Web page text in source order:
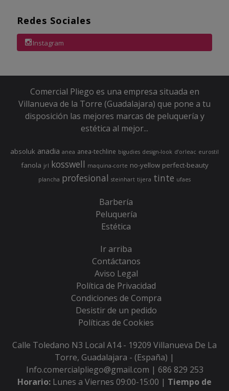
Redes Sociales
Instagram
Comercial Pliego es una empresa situada en
Villanueva de la Torre (Guadalajara) que pone a tu
disposición las mejores marcas de peluquería y
estética al mejor...
absoluk anadia anea anea-techline bigudies design-look d’orleac eurostil
fanola jrl kosswell maquina-corte no-yellow perfect-beauty
plancha profesional steinhart tijera tinte ufaes
Barbería
Peluquería
Estética
Ir arriba
Contáctanos
Aviso Legal
Política de Privacidad
Condiciones de Compra
Desistir de un pedido
Políticas de Cookies
Calle Toledano N3 Local A14 - 19209 Villanueva De La
Torre, Guadalajara - (España) |
Info.comercialpliego@gmail.com | 686 829 253
Horario: Lunes a Viernes 09:00-15:00 | Tiempo de